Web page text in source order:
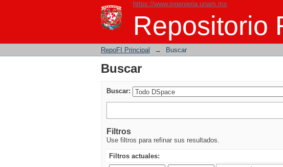
https://www.ingenieria.unam.mx
Repositorio
Buscar
RepoFI Principal → Buscar
Buscar
Buscar:
Filtros
Use filtros para refinar sus resultados.
Filtros actuales: